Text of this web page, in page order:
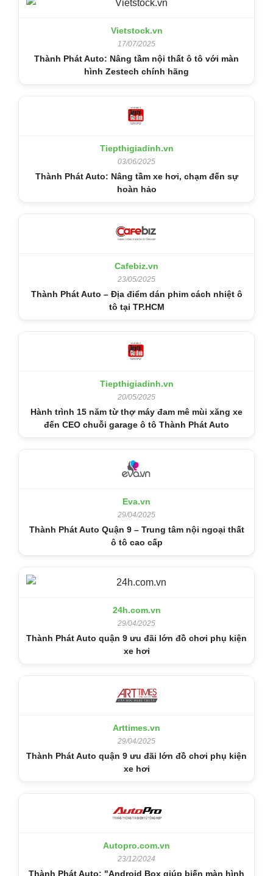
Vietstock.vn
17/07/2025
Thành Phát Auto: Nâng tầm nội thất ô tô với màn
hình Zestech chính hãng
Tiepthigiadinh.vn
03/06/2025
Thành Phát Auto: Nâng tầm xe hơi, chạm đến sự
hoàn hảo
Cafebiz.vn
23/05/2025
Thành Phát Auto – Địa điểm dán phim cách nhiệt ô
tô tại TP.HCM
Tiepthigiadinh.vn
20/05/2025
Hành trình 15 năm từ thợ máy đam mê mùi xăng xe
đến CEO chuỗi garage ô tô Thành Phát Auto
Eva.vn
29/04/2025
Thành Phát Auto Quận 9 – Trung tâm nội ngoại thất
ô tô cao cấp
24h.com.vn
29/04/2025
Thành Phát Auto quận 9 ưu đãi lớn đồ chơi phụ kiện
xe hơi
Arttimes.vn
29/04/2025
Thành Phát Auto quận 9 ưu đãi lớn đồ chơi phụ kiện
xe hơi
Autopro.com.vn
23/12/2024
Thành Phát Auto: "Android Box giúp biến màn hình